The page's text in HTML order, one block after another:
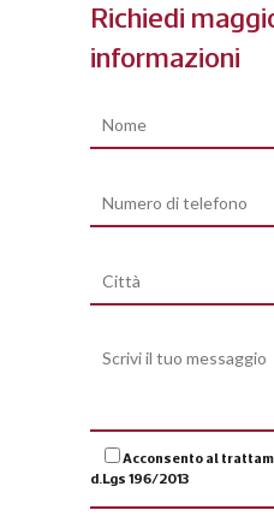
Richiedi
informazioni
Acconsento al
d.Lgs 196/2013